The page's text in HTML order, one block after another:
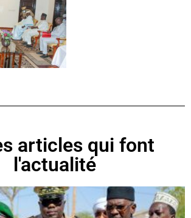
articles qui font
l'actualité